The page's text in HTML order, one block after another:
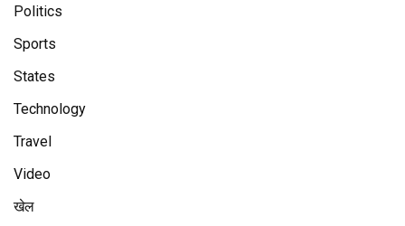
Politics
Sports
States
Technology
Travel
Video
खेल